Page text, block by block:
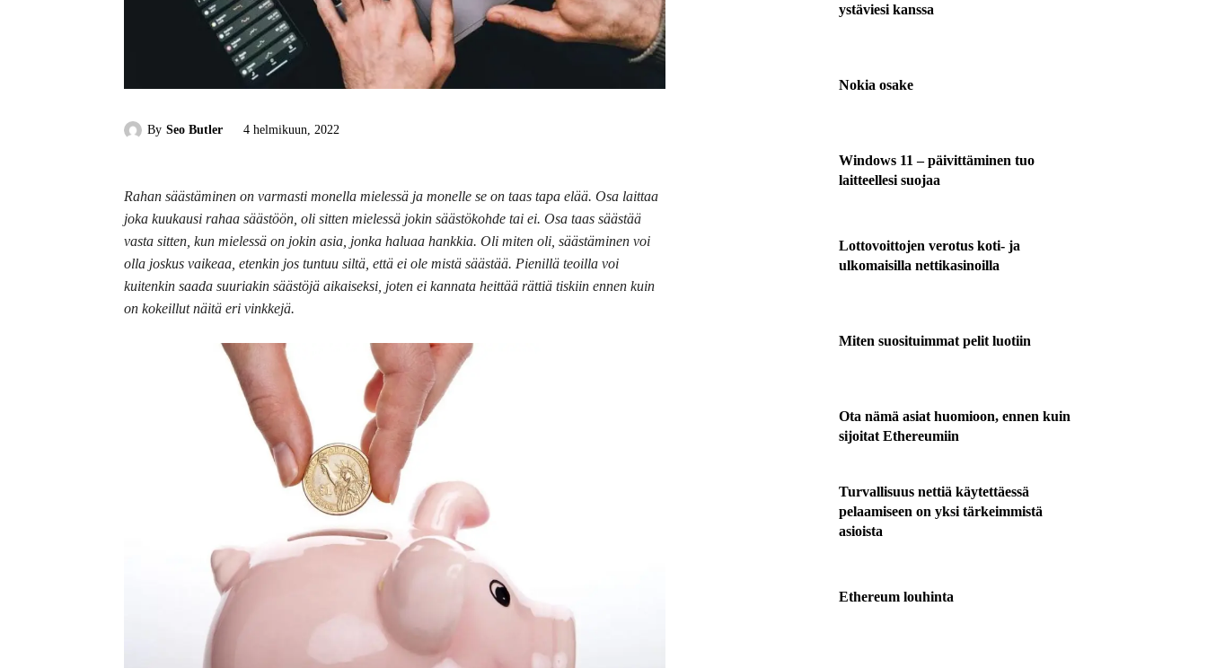
By Seo Butler 4 helmikuun, 2022
Rahan säästäminen on varmasti monella mielessä ja monelle se on taas tapa elää. Osa laittaa
joka kuukausi rahaa säästöön, oli sitten mielessä jokin säästökohde tai ei. Osa taas säästää
vasta sitten, kun mielessä on jokin asia, jonka haluaa hankkia. Oli miten oli, säästäminen voi
olla joskus vaikeaa, etenkin jos tuntuu siltä, että ei ole mistä säästää. Pienillä teoilla voi
kuitenkin saada suuriakin säästöjä aikaiseksi, joten ei kannata heittää rättiä tiskiin ennen kuin
on kokeillut näitä eri vinkkejä.
ystäviesi kanssa
Nokia osake
Windows 11 – päivittäminen tuo
laitteellesi suojaa
Lottovoittojen verotus koti- ja
ulkomaisilla nettikasinoilla
Miten suosituimmat pelit luotiin
Ota nämä asiat huomioon, ennen kuin
sijoitat Ethereumiin
Turvallisuus nettiä käytettäessä
pelaamiseen on yksi tärkeimmistä
asioista
Ethereum louhinta